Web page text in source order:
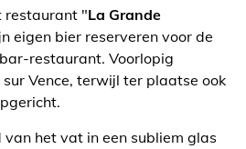
restaurant "La Grande
eigen bier reserveren voor de
restaurant. Voorlopig
Vence, terwijl ter plaatse ook
het vat in een subliem glas